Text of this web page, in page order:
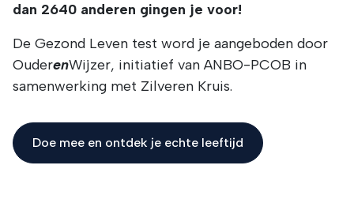
dan 2640 anderen gingen je voor!
De Gezond Leven test word je aangeboden door
OuderenWijzer, initiatief van ANBO-PCOB in
samenwerking met Zilveren Kruis.
Doe mee en ontdek je echte leeftijd